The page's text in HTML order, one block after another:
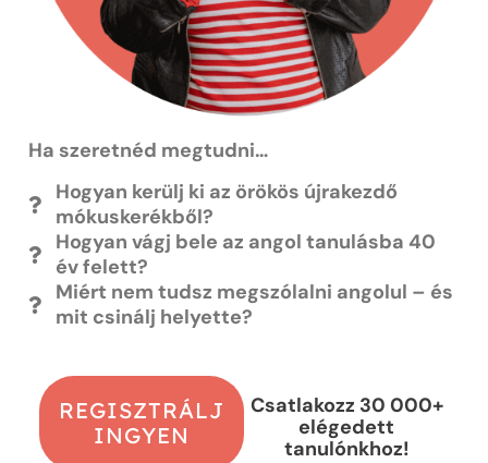
Ha szeretnéd megtudni…
Hogyan kerülj ki az örökös újrakezdő
mókuskerékből?
Hogyan vágj bele az angol tanulásba 40
év felett?
Miért nem tudsz megszólalni angolul – és
mit csinálj helyette?
REGISZTRÁLJ
INGYEN
Csatlakozz 30 000+
elégedett
tanulónkhoz!